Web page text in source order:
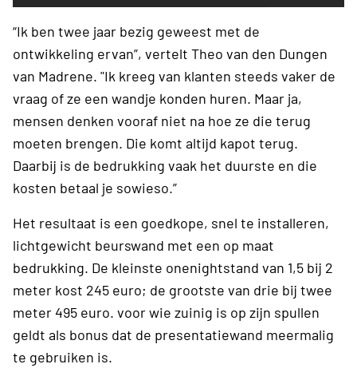
“Ik ben twee jaar bezig geweest met de
ontwikkeling ervan”, vertelt Theo van den Dungen
van Madrene. "Ik kreeg van klanten steeds vaker de
vraag of ze een wandje konden huren. Maar ja,
mensen denken vooraf niet na hoe ze die terug
moeten brengen. Die komt altijd kapot terug.
Daarbij is de bedrukking vaak het duurste en die
kosten betaal je sowieso.”
Het resultaat is een goedkope, snel te installeren,
lichtgewicht beurswand met een op maat
bedrukking. De kleinste onenightstand van 1,5 bij 2
meter kost 245 euro; de grootste van drie bij twee
meter 495 euro. voor wie zuinig is op zijn spullen
geldt als bonus dat de presentatiewand meermalig
te gebruiken is.